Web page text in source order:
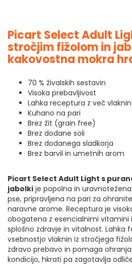
Picart Select Adult
stročjim fižolom in
kakovostna mokra
70 % živalskih sestavin
Visoka prebavljivost
Lahka receptura z več
Kuhano na pari
Brez žit (grain free)
Brez dodane soli
Brez dodanega sladkorja
Brez barvil in umetnih arom
Picart Select Adult Light s
jabolki je popolna in
pse, pripravljena na pari za
naravne arome. Receptura je
obogatena z esencialnimi vitamini
splošno zdravje in vitalnost. Lahka
vsebnostjo vlaknin iz stročjega
zdravo prebavo in pomaga
kondicijo, hkrati pa zagotavlja